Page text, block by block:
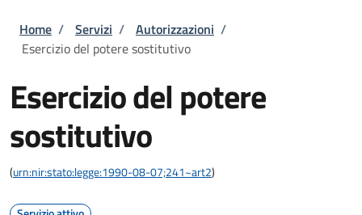
Briciole di pane
Home / Servizi / Autorizzazioni /
Esercizio del potere sostitutivo
Esercizio del potere
sostitutivo
(urn:nir:stato:legge:1990-08-07;241~art2)